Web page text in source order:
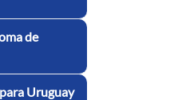
de
Uruguay